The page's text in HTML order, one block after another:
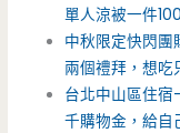
單人涼被一件
中秋限定快閃
兩個禮拜，想吃
台北中山區住
千購物金，給自